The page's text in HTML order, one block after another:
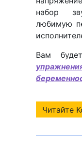
набор
любимую
Вам
Читайте